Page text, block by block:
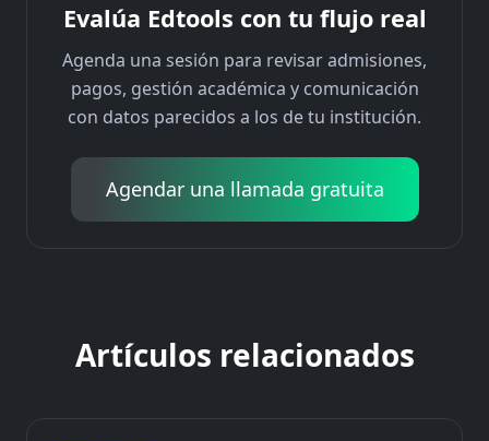
Evalúa Edtools con tu flujo real
Agenda una sesión para revisar admisiones,
pagos, gestión académica y comunicación
con datos parecidos a los de tu institución.
Agendar una llamada gratuita
Artículos relacionados